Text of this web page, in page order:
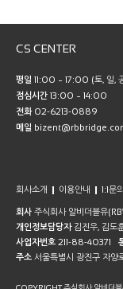
CS CENTER
평일 11:00 ~ 17:00 (토, 일,
점심시간 13:00 ~ 14:00
전화02-6213-0889
메일
회사소개 이용안내 1:1문
회사 주식회사 알비더블유
개인정보담당자김진우, 김도
사업자번호 211-88-40371
주소 서울특별시 광진구 자양